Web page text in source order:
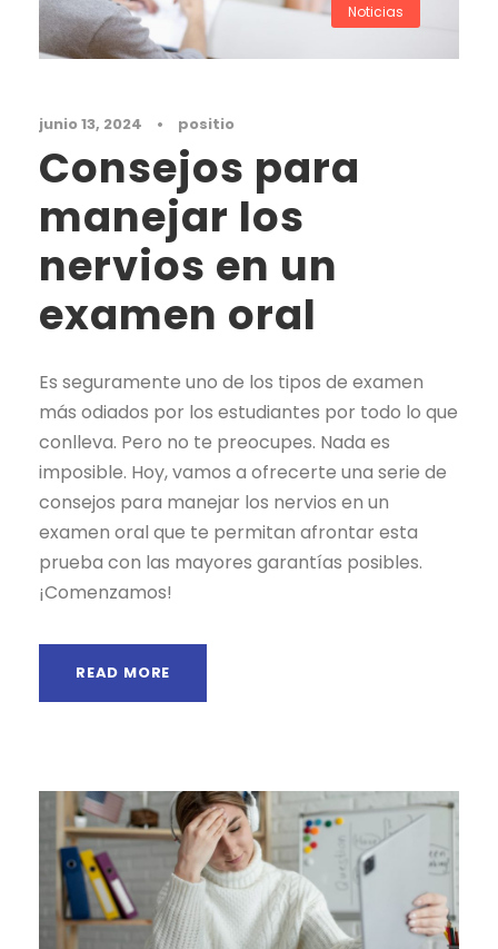
Noticias
junio 13, 2024 • positio
Consejos para
manejar los
nervios en un
examen oral
Es seguramente uno de los tipos de examen
más odiados por los estudiantes por todo lo que
conlleva. Pero no te preocupes. Nada es
imposible. Hoy, vamos a ofrecerte una serie de
consejos para manejar los nervios en un
examen oral que te permitan afrontar esta
prueba con las mayores garantías posibles.
¡Comenzamos!
READ MORE